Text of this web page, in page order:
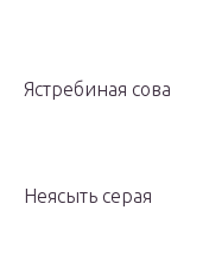
Ястребиная сова
Неясыть серая